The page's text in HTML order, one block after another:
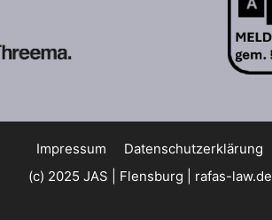
Impressum
Datenschutzerklärung
(c) 2025 JAS | Flensburg | rafas-law.de